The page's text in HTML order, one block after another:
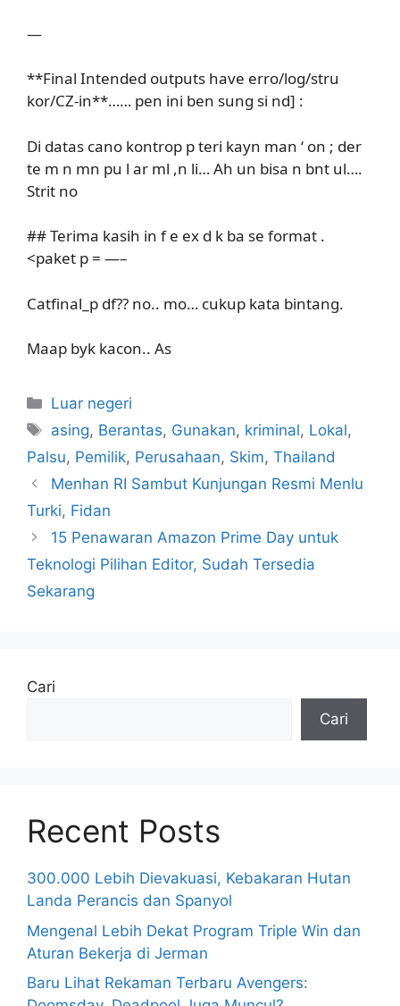
—
**Final Intended outputs have erro/log/stru
kor/CZ-in**…… pen ini ben sung si nd] :
Di datas cano kontrop p teri kayn man ‘ on ; der
te m n mn pu l ar ml ,n li… Ah un bisa n bnt ul….
Strit no
## Terima kasih in f e ex d k ba se format .
<paket p = —–
Catfinal_p df?? no.. mo… cukup kata bintang.
Maap byk kacon.. As
Kategori
Luar negeri
Tag
asing, Berantas, Gunakan, kriminal, Lokal,
Palsu, Pemilik, Perusahaan, Skim, Thailand
Menhan RI Sambut Kunjungan Resmi Menlu
Turki, Fidan
15 Penawaran Amazon Prime Day untuk
Teknologi Pilihan Editor, Sudah Tersedia
Sekarang
Cari
Cari
Recent Posts
300.000 Lebih Dievakuasi, Kebakaran Hutan
Landa Perancis dan Spanyol
Mengenal Lebih Dekat Program Triple Win dan
Aturan Bekerja di Jerman
Baru Lihat Rekaman Terbaru Avengers: